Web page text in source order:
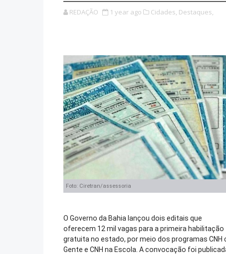
REDAÇÃO 1 year ago Cidades, Destaques,
Foto: Ciretran/assessoria
O Governo da Bahia lançou dois editais que
oferecem 12 mil vagas para a primeira habilitação
gratuita no estado, por meio dos programas CNH
Gente e CNH na Escola. A convocação foi